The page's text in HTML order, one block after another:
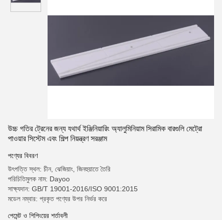
উচ্চ গতির ট্রেনের জন্য যথার্থ ইঞ্জিনিয়ারিং অ্যালুমিনিয়াম সিরামিক বারগুলি মেট্রো
পাওয়ার সিস্টেম এবং শিল্প নিয়ন্ত্রণ সরঞ্জাম
পণ্যের বিবরণ
উৎপত্তি স্থল: চীন, ঝেজিয়াং, জিনহুয়াতে তৈরি
পরিচিতিমুলক নাম: Dayoo
সাক্ষ্যদান: GB/T 19001-2016/ISO 9001:2015
মডেল নম্বার: প্রকৃত পণ্যের উপর নির্ভর করে
পেমেন্ট ও শিপিংয়ের শর্তাবলী